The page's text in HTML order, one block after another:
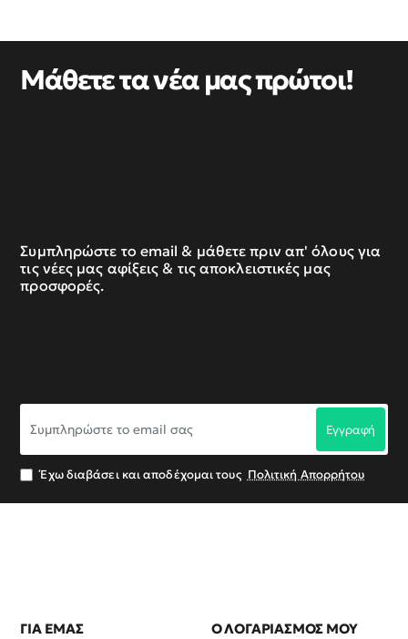
Μάθετε τα νέα μας πρώτοι!
Συμπληρώστε το email & μάθετε πριν απ' όλους για
τις νέες μας αφίξεις & τις αποκλειστικές μας
προσφορές.
το
σας
Εγγραφή
Έχω διαβάσει και αποδέχομαι τους Πολιτική Απορρήτου
ΓΙΑ ΕΜΑΣ Ο ΛΟΓΑΡΙΑΣΜΟΣ ΜΟΥ